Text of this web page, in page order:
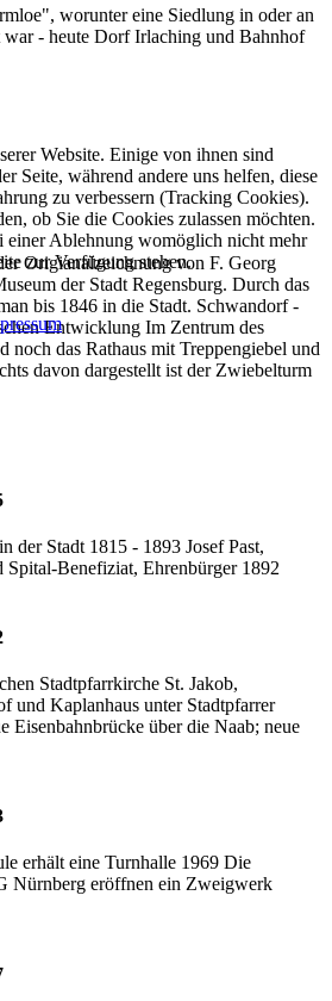
worunter eine Siedlung in oder an
- heute Dorf Irlaching und Bahnhof
Origianalzeichnung von F. Georg
der Stadt Regensburg. Durch das
bis 1846 in die Stadt. Schwandorf -
Entwicklung Im Zentrum des
noch das Rathaus mit Treppengiebel und
davon dargestellt ist der Zwiebelturm
der Stadt 1815 - 1893 Josef Past,
Benefiziat, Ehrenbürger 1892
Stadtpfarrkirche St. Jakob,
und Kaplanhaus unter Stadtpfarrer
Eisenbahnbrücke über die Naab; neue
erhält eine Turnhalle 1969 Die
Nürnberg eröffnen ein Zweigwerk
Website. Einige von ihnen sind
Seite, während andere uns helfen, diese
zu verbessern (Tracking Cookies).
ob Sie die Cookies zulassen möchten.
einer Ablehnung womöglich nicht mehr
zur Verfügung stehen.